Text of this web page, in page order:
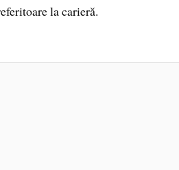
la carieră.